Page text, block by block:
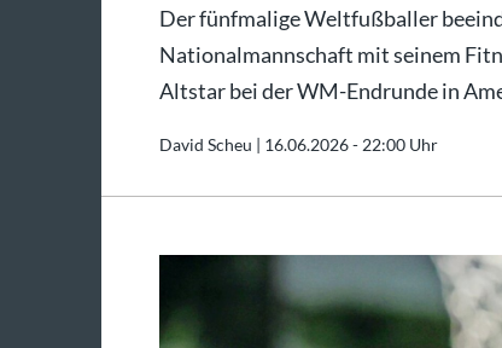
Der fünfmalige Weltfußballer
Nationalmannschaft mit seinem
Altstar bei der WM-Endrunde in
David Scheu | 16.06.2026 - 22:00 Uhr